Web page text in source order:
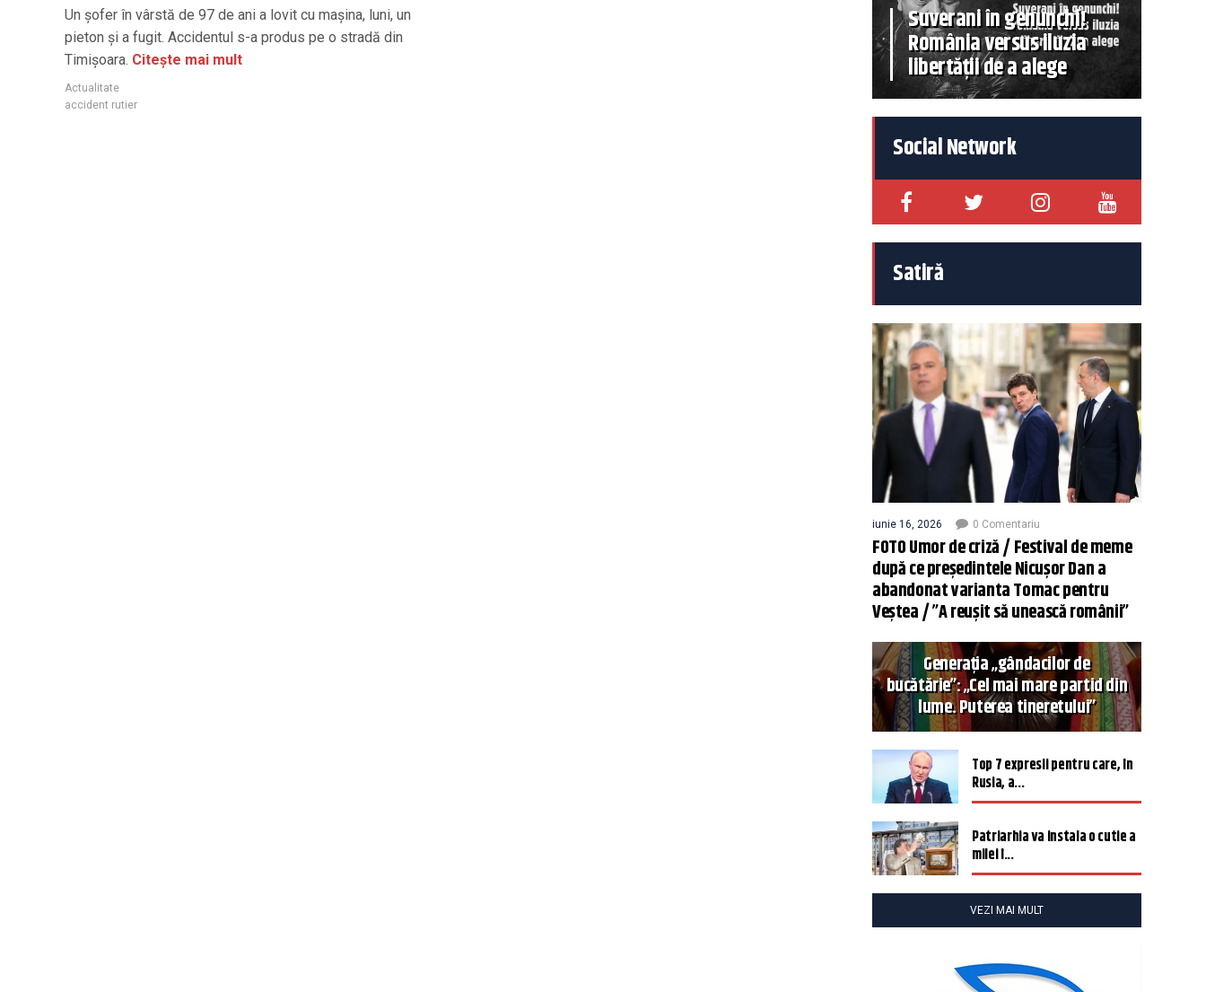
Un șofer în vârstă de 97 de ani a lovit cu mașina, luni, un
pieton și a fugit. Accidentul s-a produs pe o stradă din
Timișoara. Citește mai mult
Actualitate
accident rutier
Suverani în genunchi!
România versus iluzia
libertății de a alege
Social Network
Satiră
iunie 16, 2026 0 Comentariu
FOTO Umor de criză / Festival de meme
după ce președintele Nicușor Dan a
abandonat varianta Tomac pentru
Veștea / ”A reușit să unească românii”
Generația „gândacilor de
bucătărie”: „Cel mai mare partid din
lume. Puterea tineretului”
Top 7 expresii pentru care, în
Rusia, a...
Patriarhia va instala o cutie a
milei î...
VEZI MAI MULT